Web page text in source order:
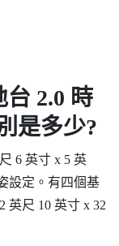
台 2.0 時
是多少?
6 英寸 x 5 英
設定。有四個基
英尺 10 英寸 x 32